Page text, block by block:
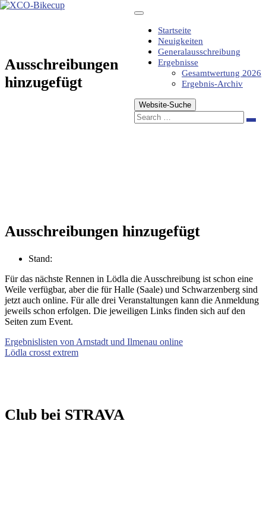
Zum
Startseite
Neuigkeiten
Generalausschreibung
Ergebnisse
Gesamtwertung 2026
Ergebnis-Archiv
Website-Suche
Ausschreibungen
hinzugefügt
Ausschreibungen hinzugefügt
Stand:
Für das nächste Rennen in Lödla die Ausschreibung ist schon eine
Weile verfügbar, aber die für Halle (Saale) und Schwarzenberg sind
jetzt auch online. Für alle drei Veranstaltungen kann die Anmeldung
jeweils schon erfolgen. Die jeweiligen Links finden sich auf den
Seiten zum Event.
Ergebnislisten von Arnstadt und Ilmenau online
Lödla crosst extrem
Club bei STRAVA